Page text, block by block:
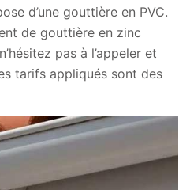
d’une gouttière en PVC.
de gouttière en zinc
pas à l’appeler et
tarifs appliqués sont des